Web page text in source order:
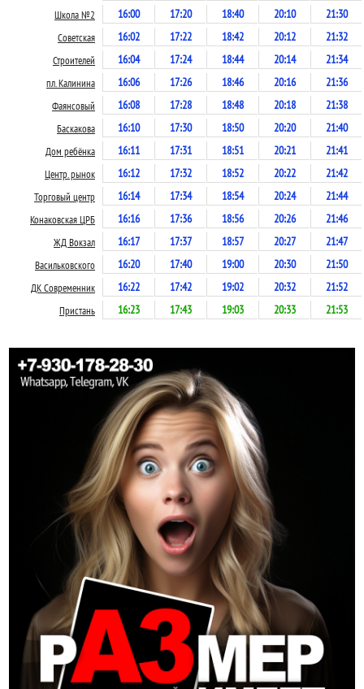
Школа №2 16:00 17:20 18:40 20:10 21:30
Советская 16:02 17:22 18:42 20:12 21:32
Строителей 16:04 17:24 18:44 20:14 21:34
пл. Калинина 16:06 17:26 18:46 20:16 21:36
Фаянсовый 16:08 17:28 18:48 20:18 21:38
Баскакова 16:10 17:30 18:50 20:20 21:40
Дом ребёнка 16:11 17:31 18:51 20:21 21:41
Центр. рынок 16:12 17:32 18:52 20:22 21:42
Торговый центр 16:14 17:34 18:54 20:24 21:44
Конаковская ЦРБ 16:16 17:36 18:56 20:26 21:46
ЖД Вокзал 16:17 17:37 18:57 20:27 21:47
Васильковского 16:20 17:40 19:00 20:30 21:50
ДК Современник 16:22 17:42 19:02 20:32 21:52
Пристань 16:23 17:43 19:03 20:33 21:53